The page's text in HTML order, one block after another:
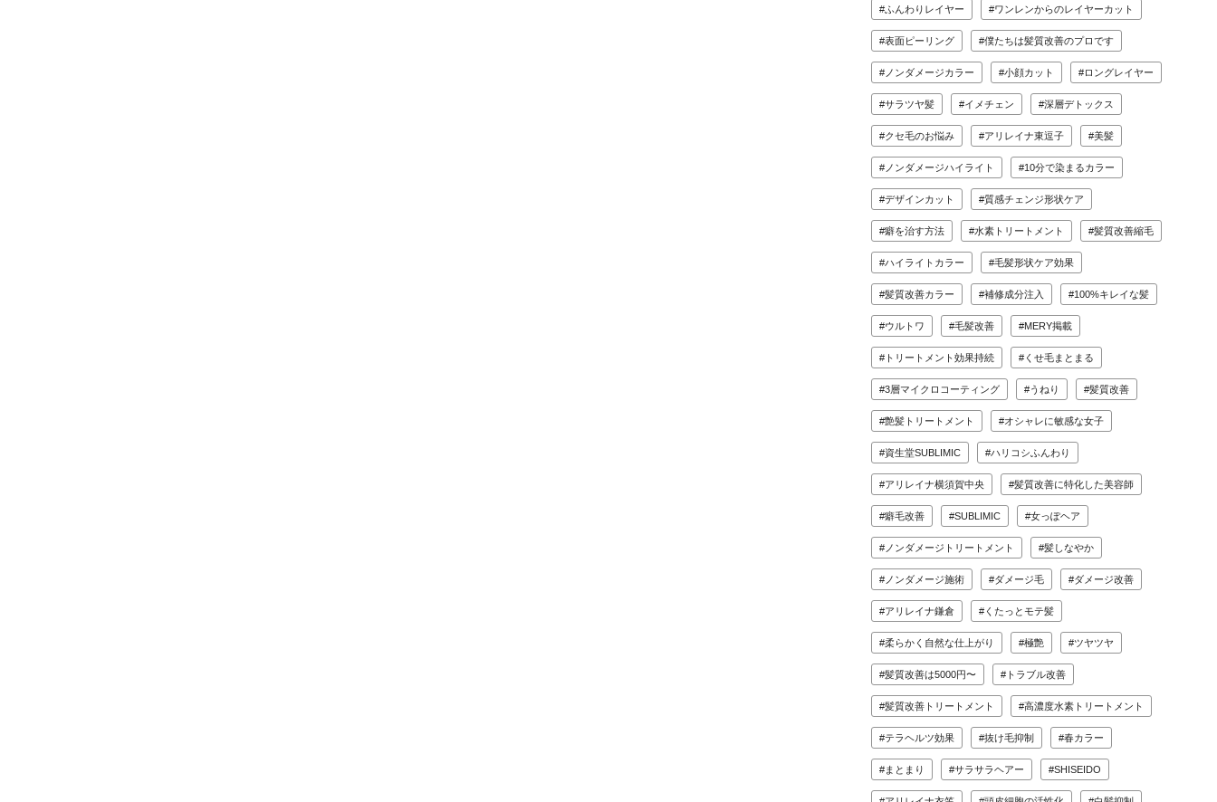
ふんわりレイヤー ワンレンからのレイヤーカット
表面ピーリング 僕たちは髪質改善のプロです
ノンダメージカラー 小顔カット ロングレイヤー
サラツヤ髪 イメチェン 深層デトックス
クセ毛のお悩み アリレイナ東逗子 美髪
ノンダメージハイライト 10分で染まるカラー
デザインカット 質感チェンジ形状ケア
癖を治す方法 水素トリートメント 髪質改善縮毛
ハイライトカラー 毛髪形状ケア効果
髪質改善カラー 補修成分注入 100%キレイな髪
ウルトワ 毛髪改善 MERY掲載
トリートメント効果持続 くせ毛まとまる
3層マイクロコーティング うねり 髪質改善
艶髪トリートメント オシャレに敏感な女子
資生堂SUBLIMIC ハリコシふんわり
アリレイナ横須賀中央 髪質改善に特化した美容師
癖毛改善 SUBLIMIC 女っぽヘア
ノンダメージトリートメント 髪しなやか
ノンダメージ施術 ダメージ毛 ダメージ改善
アリレイナ鎌倉 くたっとモテ髪
柔らかく自然な仕上がり 極艶 ツヤツヤ
髪質改善は5000円〜 トラブル改善
髪質改善トリートメント 高濃度水素トリートメント
テラヘルツ効果 抜け毛抑制 春カラー
まとまり サラサラヘアー SHISEIDO